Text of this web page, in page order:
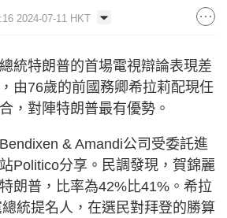
2024-07-11 HKT
統特朗普的首場電視辯論表現差
由76歲的前國務卿希拉莉配現任
，對陣特朗普最有優勢。
& Amandi公司受委託進
Politico分享。民調發現，賀錦麗
朗普，比率為42%比41%。希拉
統提名人，在選民對拜登的勝算